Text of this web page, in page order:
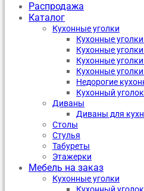
Распродажа
Каталог
Кухонные уголки
Кухонные
Кухонные
Кухонные
Кухонные
Недорогие
Кухонный
Диваны
Диваны для
Столы
Стулья
Табуреты
Этажерки
Мебель на заказ
Кухонные уголки